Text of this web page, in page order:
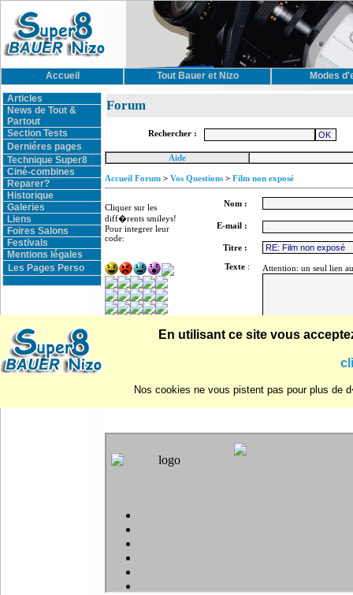
Accueil Tout Bauer et Nizo Modes
Articles
News de Tout &
Partout
Section Tests
Derniéres pages
Technique Super8
Ciné-combines
Reparer?
Historique
Galeries
Liens
Foires Salons
Festivals
Mentions légales
Les Pages Perso
Forum
Rechercher :
Aide
Accueil Forum > Vos Questions > Film non exposé
Cliquer sur les
diff�rents smileys!
Pour integrer leur
code:
Nom :
E-mail :
Titre :
Texte : Attention: un seul lien
En utilisant ce site vous
Nos cookies ne vous pistent pas pour plus